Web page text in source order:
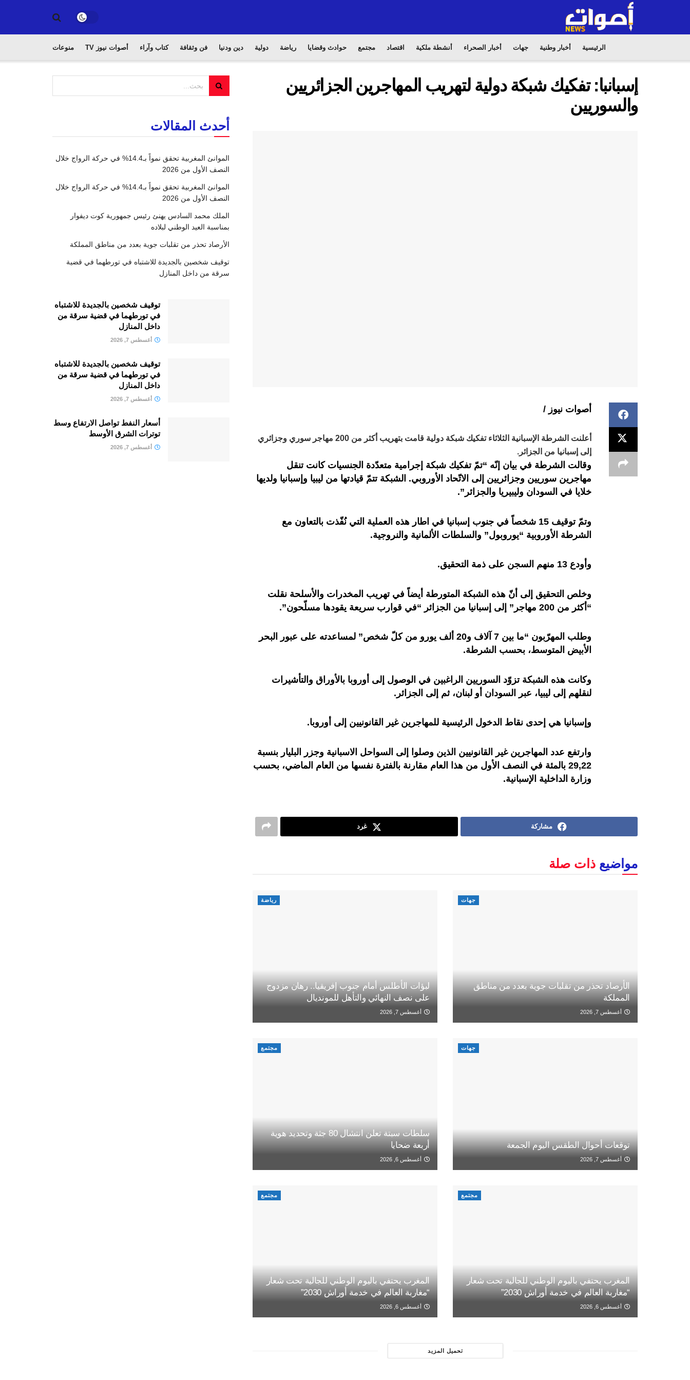
الرئيسية أخبار وطنية جهات أخبار الصحراء أنشطة ملكية اقتصاد مجتمع حوادث وقضايا رياضة دولية دين ودنيا فن وثقافة كتاب وآراء أصوات نيوز TV منوعات
إسبانبا: تفكيك شبكة دولية لتهريب المهاجرين الجزائريين
والسوريين
أصوات نيوز /
أعلنت الشرطة الإسبانية الثلاثاء تفكيك شبكة دولية قامت بتهريب أكثر من 200 مهاجر سوري وجزائري
إلى إسبانيا من الجزائر.
وقالت الشرطة في بيان إنّه “تمّ تفكيك شبكة إجرامية متعدّدة الجنسيات كانت تنقل
مهاجرين سوريين وجزائريين إلى الاتّحاد الأوروبي. الشبكة تتمّ قيادتها من ليبيا وإسبانيا ولديها
خلايا في السودان وليبيريا والجزائر”.
وتمّ توقيف 15 شخصاً في جنوب إسبانيا في اطار هذه العملية التي نُفّذت بالتعاون مع
الشرطة الأوروبية “يوروبول” والسلطات الألمانية والنروجية.
وأودع 13 منهم السجن على ذمة التحقيق.
وخلص التحقيق إلى أنّ هذه الشبكة المتورطة أيضاً في تهريب المخدرات والأسلحة نقلت
“أكثر من 200 مهاجر” إلى إسبانيا من الجزائر “في قوارب سريعة يقودها مسلّحون”.
وطلب المهرّبون “ما بين 7 آلاف و20 ألف يورو من كلّ شخص” لمساعدته على عبور البحر
الأبيض المتوسط، بحسب الشرطة.
وكانت هذه الشبكة تزوّد السوريين الراغبين في الوصول إلى أوروبا بالأوراق والتأشيرات
لنقلهم إلى ليبيا، عبر السودان أو لبنان، ثم إلى الجزائر.
وإسبانيا هي إحدى نقاط الدخول الرئيسية للمهاجرين غير القانونيين إلى أوروبا.
وارتفع عدد المهاجرين غير القانونيين الذين وصلوا إلى السواحل الاسبانية وجزر البليار بنسبة
29,22 بالمئة في النصف الأول من هذا العام مقارنة بالفترة نفسها من العام الماضي، بحسب
وزارة الداخلية الإسبانية.
مشاركة غرد
مواضيع ذات صلة
جهات
الأرصاد تحذر من تقلبات جوية بعدد من مناطق
المملكة
أغسطس 7, 2026
رياضة
لبؤات الأطلس أمام جنوب إفريقيا.. رهان مزدوج
على نصف النهائي والتأهل للمونديال
أغسطس 7, 2026
جهات
توقعات أحوال الطقس اليوم الجمعة
أغسطس 7, 2026
مجتمع
سلطات سبتة تعلن انتشال 80 جثة وتحديد هوية
أربعة ضحايا
أغسطس 6, 2026
مجتمع
المغرب يحتفي باليوم الوطني للجالية تحت شعار
“مغاربة العالم في خدمة أوراش 2030”
أغسطس 6, 2026
مجتمع
المغرب يحتفي باليوم الوطني للجالية تحت شعار
“مغاربة العالم في خدمة أوراش 2030”
أغسطس 6, 2026
تحميل المزيد
أحدث المقالات
الموانئ المغربية تحقق نمواً بـ14.4% في حركة الرواج خلال
النصف الأول من 2026
الموانئ المغربية تحقق نمواً بـ14.4% في حركة الرواج خلال
النصف الأول من 2026
الملك محمد السادس يهنئ رئيس جمهورية كوت ديفوار
بمناسبة العيد الوطني لبلاده
الأرصاد تحذر من تقلبات جوية بعدد من مناطق المملكة
توقيف شخصين بالجديدة للاشتباه في تورطهما في قضية
سرقة من داخل المنازل
توقيف شخصين بالجديدة للاشتباه
في تورطهما في قضية سرقة من
داخل المنازل
أغسطس 7, 2026
توقيف شخصين بالجديدة للاشتباه
في تورطهما في قضية سرقة من
داخل المنازل
أغسطس 7, 2026
أسعار النفط تواصل الارتفاع وسط
توترات الشرق الأوسط
أغسطس 7, 2026